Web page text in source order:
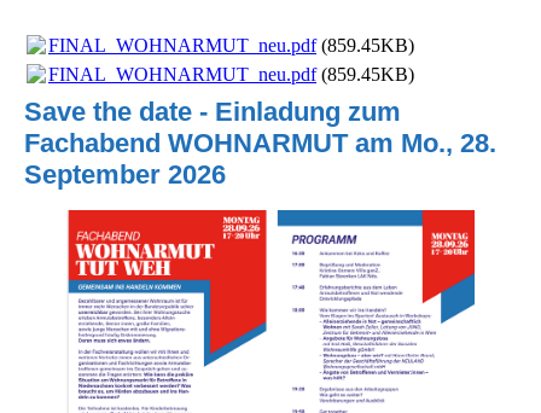
FINAL_WOHNARMUT_neu.pdf(859.45KB)
FINAL_WOHNARMUT_neu.pdf(859.45KB)
Save the date - Einladung zum
Fachabend WOHNARMUT am Mo., 28.
September 2026